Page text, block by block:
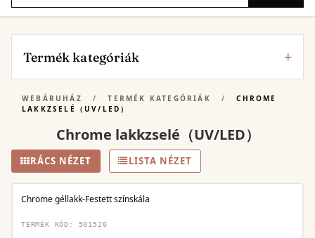
Termék kategóriák
WEBÁRUHÁZ / TERMÉK KATEGÓRIÁK /
CHROME
LAKKZSELÉ（UV/LED）
Chrome lakkzselé（UV/LED）
RÁCS NÉZET LISTA NÉZET
Chrome géllakk-Festett színskála
TERMÉK KÓD: 501520